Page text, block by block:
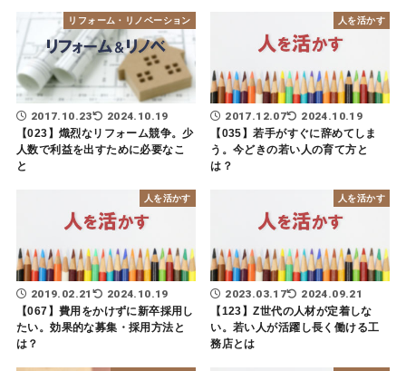
リフォーム・リノベーション
2017.10.23
2024.10.19
【023】熾烈なリフォーム競争。少
人数で利益を出すために必要なこ
と
人を活かす
2017.12.07
2024.10.19
【035】若手がすぐに辞めてしま
う。今どきの若い人の育て方と
は？
人を活かす
2019.02.21
2024.10.19
【067】費用をかけずに新卒採用し
たい。効果的な募集・採用方法と
は？
人を活かす
2023.03.17
2024.09.21
【123】Z世代の人材が定着しな
い。若い人が活躍し長く働ける工
務店とは